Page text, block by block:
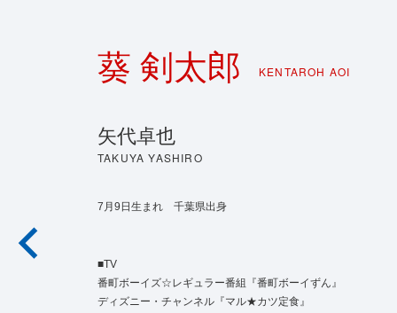
葵 剣太郎 KENTAROH AOI
矢代卓也
TAKUYA YASHIRO
7月9日生まれ 千葉県出身
■TV
番町ボーイズ☆レギュラー番組『番町ボーイずん』
ディズニー・チャンネル『マル★カツ定食』